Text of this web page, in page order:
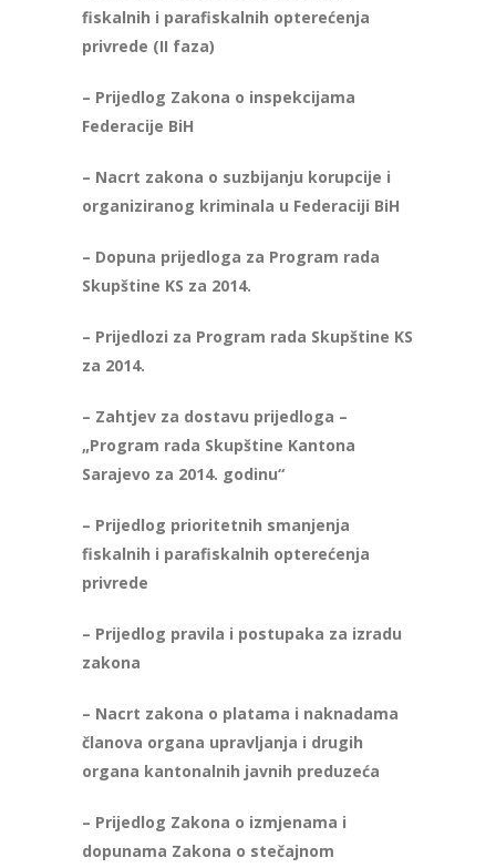
fiskalnih i parafiskalnih opterećenja
privrede (II faza)
– Prijedlog Zakona o inspekcijama
Federacije BiH
– Nacrt zakona o suzbijanju korupcije i
organiziranog kriminala u Federaciji BiH
– Dopuna prijedloga za Program rada
Skupštine KS za 2014.
– Prijedlozi za Program rada Skupštine KS
za 2014.
– Zahtjev za dostavu prijedloga –
„Program rada Skupštine Kantona
Sarajevo za 2014. godinu“
– Prijedlog prioritetnih smanjenja
fiskalnih i parafiskalnih opterećenja
privrede
– Prijedlog pravila i postupaka za izradu
zakona
– Nacrt zakona o platama i naknadama
članova organa upravljanja i drugih
organa kantonalnih javnih preduzeća
– Prijedlog Zakona o izmjenama i
dopunama Zakona o stečajnom